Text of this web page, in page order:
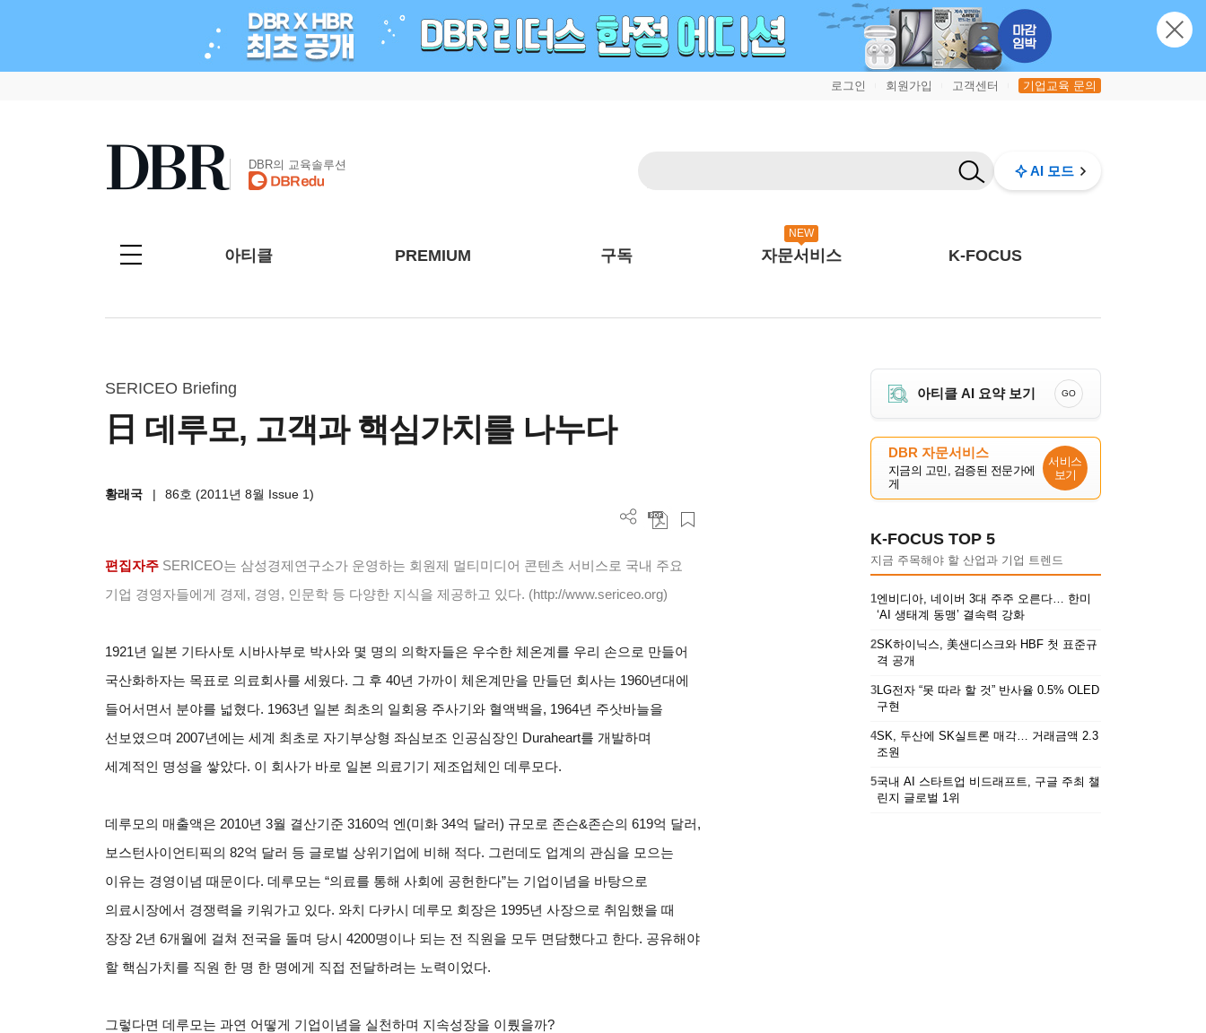
로그인 회원가입 고객센터 기업교육 문의
DBR의 교육솔루션 AI 모드
아티클 PREMIUM 구독
NEW
자문서비스 K-FOCUS
SERICEO Briefing
日 데루모, 고객과 핵심가치를 나누다
황래국 | 86호 (2011년 8월 Issue 1)
편집자주 SERICEO는 삼성경제연구소가 운영하는 회원제 멀티미디어 콘텐츠 서비스로 국내 주요
기업 경영자들에게 경제, 경영, 인문학 등 다양한 지식을 제공하고 있다. (http://www.sericeo.org)
1921년 일본 기타사토 시바사부로 박사와 몇 명의 의학자들은 우수한 체온계를 우리 손으로 만들어
국산화하자는 목표로 의료회사를 세웠다. 그 후 40년 가까이 체온계만을 만들던 회사는 1960년대에
들어서면서 분야를 넓혔다. 1963년 일본 최초의 일회용 주사기와 혈액백을, 1964년 주삿바늘을
선보였으며 2007년에는 세계 최초로 자기부상형 좌심보조 인공심장인 Duraheart를 개발하며
세계적인 명성을 쌓았다. 이 회사가 바로 일본 의료기기 제조업체인 데루모다.
데루모의 매출액은 2010년 3월 결산기준 3160억 엔(미화 34억 달러) 규모로 존슨&존슨의 619억 달러,
보스턴사이언티픽의 82억 달러 등 글로벌 상위기업에 비해 적다. 그런데도 업계의 관심을 모으는
이유는 경영이념 때문이다. 데루모는 “의료를 통해 사회에 공헌한다”는 기업이념을 바탕으로
의료시장에서 경쟁력을 키워가고 있다. 와치 다카시 데루모 회장은 1995년 사장으로 취임했을 때
장장 2년 6개월에 걸쳐 전국을 돌며 당시 4200명이나 되는 전 직원을 모두 면담했다고 한다. 공유해야
할 핵심가치를 직원 한 명 한 명에게 직접 전달하려는 노력이었다.
그렇다면 데루모는 과연 어떻게 기업이념을 실천하며 지속성장을 이뤘을까?
아티클 AI 요약 보기 GO
DBR 자문서비스
지금의 고민, 검증된 전문가에
게
서비스
보기
K-FOCUS TOP 5
지금 주목해야 할 산업과 기업 트렌드
1엔비디아, 네이버 3대 주주 오른다… 한미
‘AI 생태계 동맹’ 결속력 강화
2SK하이닉스, 美샌디스크와 HBF 첫 표준규
격 공개
3LG전자 “못 따라 할 것” 반사율 0.5% OLED
구현
4SK, 두산에 SK실트론 매각… 거래금액 2.3
조원
5국내 AI 스타트업 비드래프트, 구글 주최 챌
린지 글로벌 1위